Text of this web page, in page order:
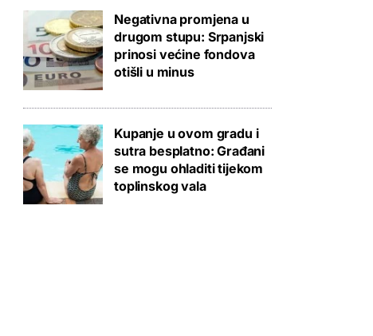
Negativna promjena u
drugom stupu: Srpanjski
prinosi većine fondova
otišli u minus
Kupanje u ovom gradu i
sutra besplatno: Građani
se mogu ohladiti tijekom
toplinskog vala